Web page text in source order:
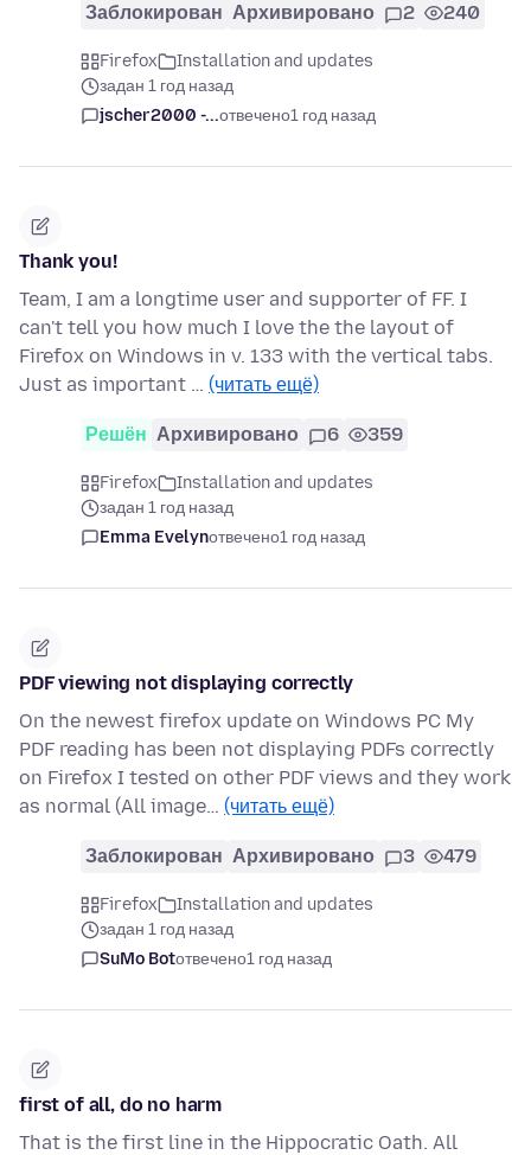
Заблокирован Архивировано 2 240
Firefox
Installation and updates
задан 1 год назад
jscher2000 -...отвечено1 год назад
Thank you!
Team, I am a longtime user and supporter of FF. I
can't tell you how much I love the the layout of
Firefox on Windows in v. 133 with the vertical tabs.
Just as important … (читать ещё)
Решён Архивировано 6 359
Firefox
Installation and updates
задан 1 год назад
Emma Evelynотвечено1 год назад
PDF viewing not displaying correctly
On the newest firefox update on Windows PC My
PDF reading has been not displaying PDFs correctly
on Firefox I tested on other PDF views and they work
as normal (All image… (читать ещё)
Заблокирован Архивировано 3 479
Firefox
Installation and updates
задан 1 год назад
SuMo Botотвечено1 год назад
first of all, do no harm
That is the first line in the Hippocratic Oath. All